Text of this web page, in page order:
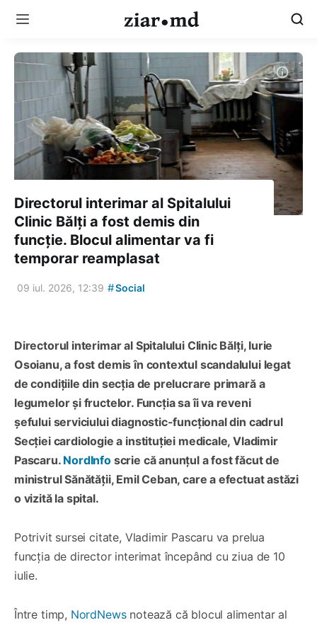
Directorul interimar al Spitalului
Clinic Bălți a fost demis din
funcție. Blocul alimentar va fi
temporar reamplasat
09 iul. 2026, 12:39 #Social
Directorul interimar al Spitalului Clinic Bălți, Iurie
Osoianu, a fost demis în contextul scandalului legat
de condițiile din secția de prelucrare primară a
legumelor și fructelor. Funcția sa îi va reveni
șefului serviciului diagnostic-funcțional din cadrul
Secției cardiologie a instituției medicale, Vladimir
Pascaru. NordInfoscrie că anunțul a fost făcut de
ministrul Sănătății, Emil Ceban, care a efectuat astăzi
o vizită la spital.
Potrivit sursei citate, Vladimir Pascaru va prelua
funcția de director interimat începând cu ziua de 10
iulie.
Între timp, NordNewsnotează că blocul alimentar al